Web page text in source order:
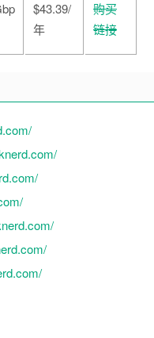
$43.39/
年
购买
链接